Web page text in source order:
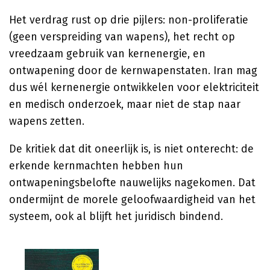
Het verdrag rust op drie pijlers: non-proliferatie
(geen verspreiding van wapens), het recht op
vreedzaam gebruik van kernenergie, en
ontwapening door de kernwapenstaten. Iran mag
dus wél kernenergie ontwikkelen voor elektriciteit
en medisch onderzoek, maar niet de stap naar
wapens zetten.
De kritiek dat dit oneerlijk is, is niet onterecht: de
erkende kernmachten hebben hun
ontwapeningsbelofte nauwelijks nagekomen. Dat
ondermijnt de morele geloofwaardigheid van het
systeem, ook al blijft het juridisch bindend.